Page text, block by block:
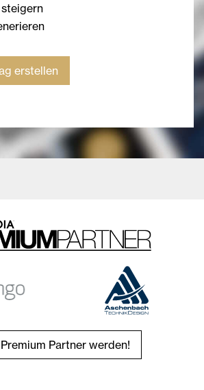
erstellen
Partner werden!